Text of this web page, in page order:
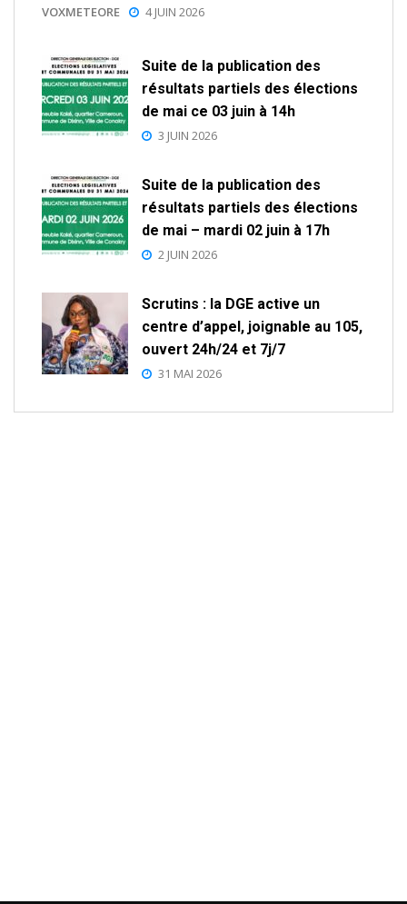
VOXMETEORE 4 JUIN 2026
Suite de la publication des
résultats partiels des élections
de mai ce 03 juin à 14h
3 JUIN 2026
Suite de la publication des
résultats partiels des élections
de mai – mardi 02 juin à 17h
2 JUIN 2026
Scrutins : la DGE active un
centre d’appel, joignable au 105,
ouvert 24h/24 et 7j/7
31 MAI 2026